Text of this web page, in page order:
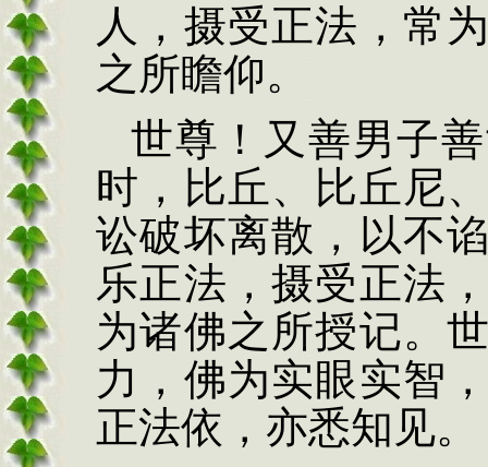
人，摄受正法，常
之所瞻仰。
世尊！又善男子
时，比丘、比丘尼
讼破坏离散，以不
乐正法，摄受正法
为诸佛之所授记。
力，佛为实眼实智
正法依，亦悉知见。